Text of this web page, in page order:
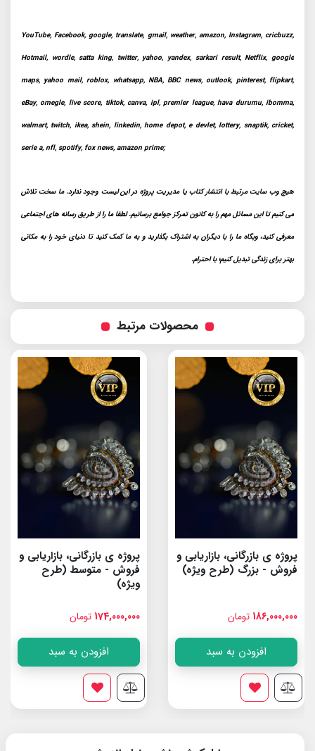
YouTube, Facebook, google, translate, gmail, weather, amazon, Instagram, cricbuzz,
Hotmail, wordle, satta king, twitter, yahoo, yandex, sarkari result, Netflix, google
maps, yahoo mail, roblox, whatsapp, NBA, BBC news, outlook, pinterest, flipkart,
eBay, omegle, live score, tiktok, canva, ipl, premier league, hava durumu, ibomma,
walmart, twitch, ikea, shein, linkedin, home depot, e devlet, lottery, snaptik, cricket,
serie a, nfl, spotify, fox news, amazon prime;
هیچ وب سایت مرتبط با انتشار کتاب یا مدیریت پروژه در این لیست وجود ندارد. ما سخت تلاش
می کنیم تا این مسائل مهم را به کانون تمرکز جوامع برسانیم. لطفا ما را از طریق رسانه های اجتماعی
معرفی کنید، وبگاه ما را با دیگران به اشتراک بگذارید و به ما کمک کنید تا دنیای خود را به مکانی
بهتر برای زندگی تبدیل کنیم؛ با احترام.
محصولات مرتبط
پروژه ی بازرگانی، بازاریابی و
فروش - بزرگ (طرح ویژه)
186,000,000 تومان
افزودن به سبد
پروژه ی بازرگانی، بازاریابی و
فروش - متوسط (طرح
ویژه)
174,000,000 تومان
افزودن به سبد